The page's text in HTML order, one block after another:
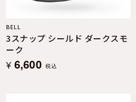
BELL
3スナップ シールド ダークスモ
ーク
¥ 6,600 税込